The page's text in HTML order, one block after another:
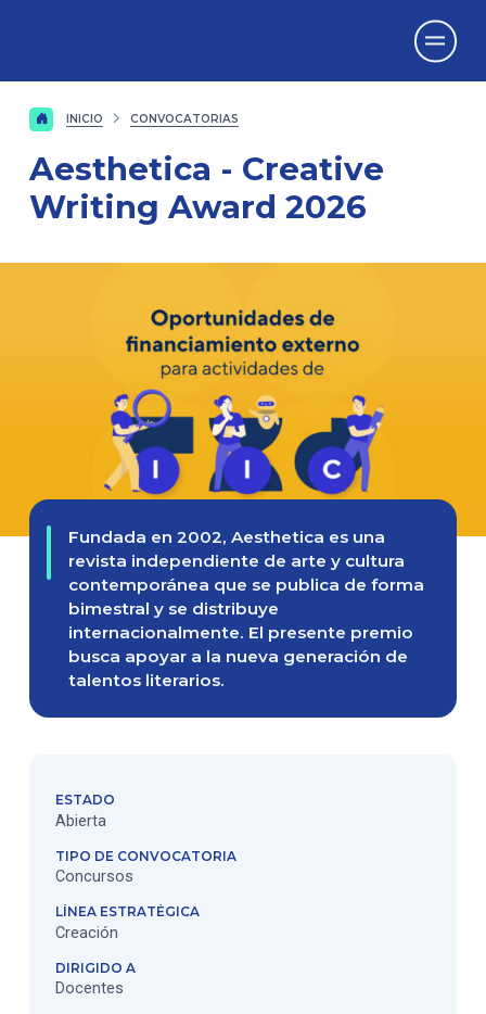
INICIO CONVOCATORIAS
Aesthetica - Creative
Writing Award 2026
Fundada en 2002, Aesthetica es una
revista independiente de arte y cultura
contemporánea que se publica de forma
bimestral y se distribuye
internacionalmente. El presente premio
busca apoyar a la nueva generación de
talentos literarios.
ESTADO
Abierta
TIPO DE CONVOCATORIA
Concursos
LÍNEA ESTRATÉGICA
Creación
DIRIGIDO A
Docentes